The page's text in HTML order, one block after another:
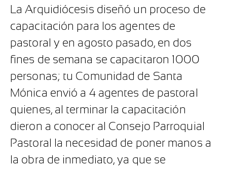
La Arquidiócesis diseñó un proceso de
capacitación para los agentes de
pastoral y en agosto pasado, en dos
fines de semana se capacitaron 1000
personas; tu Comunidad de Santa
Mónica envió a 4 agentes de pastoral
quienes, al terminar la capacitación
dieron a conocer al Consejo Parroquial
Pastoral la necesidad de poner manos a
la obra de inmediato, ya que se